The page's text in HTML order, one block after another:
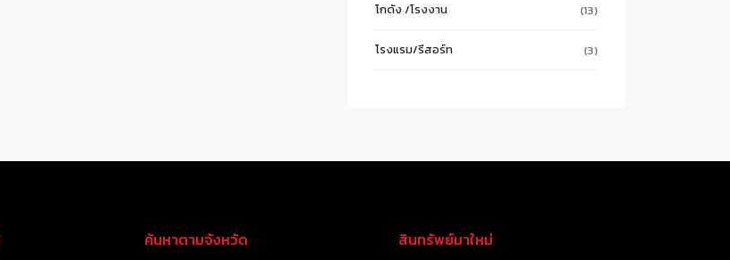
โกดัง /โรงงาน (13)
โรงแรม/รีสอร์ท (3)
ค้นหาตามจังหวัด สินทรัพย์มาใหม่